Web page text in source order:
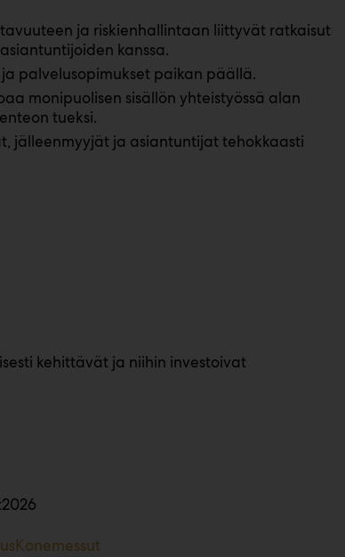
ja riskienhallintaan liittyvät ratkaisut
kanssa.
palvelusopimukset paikan päällä.
monipuolisen sisällön yhteistyössä alan
tueksi.
jälleenmyyjät ja asiantuntijat tehokkaasti
kehittävät ja niihin investoivat